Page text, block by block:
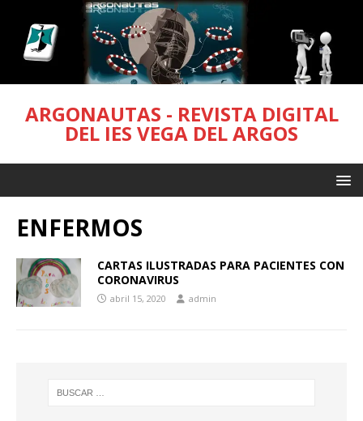
ARGONAUTAS - REVISTA DIGITAL
DEL IES VEGA DEL ARGOS
ENFERMOS
CARTAS ILUSTRADAS PARA PACIENTES CON
CORONAVIRUS
abril 15, 2020 admin